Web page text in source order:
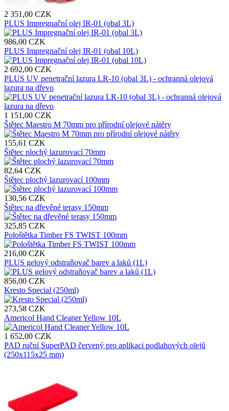
2 351,00 CZK
PLUS Impregnační olej IR-01 (obal 3L)
986,00 CZK
PLUS Impregnační olej IR-01 (obal 10L)
2 692,00 CZK
PLUS UV penetrační lazura LR-10 (obal 3L) - ochranná olejová
lazura na dřevo
1 151,00 CZK
Štětec Maestro M 70mm pro přírodní olejové nátěry
155,61 CZK
Štětec plochý lazurovací 70mm
82,64 CZK
Štětec plochý lazurovací 100mm
130,56 CZK
Štětec na dřevěné terasy 150mm
325,85 CZK
Pološtětka Timber FS TWIST 100mm
216,00 CZK
PLUS gelový odstraňovač barev a laků (1L)
856,00 CZK
Kresto Special (250ml)
273,58 CZK
Americol Hand Cleaner Yellow 10L
1 652,00 CZK
PAD ruční SuperPAD červený pro aplikaci podlahových olejů
(250x115x25 mm)